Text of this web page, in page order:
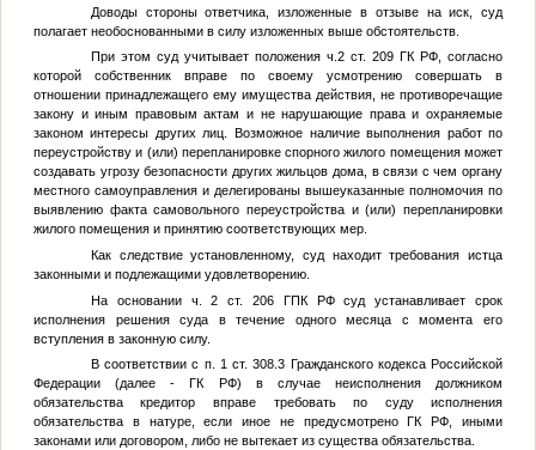
Доводы стороны ответчика, изложенные в отзыве на иск, суд
полагает необоснованными в силу изложенных выше обстоятельств.
При этом суд учитывает положения ч.2 ст. 209 ГК РФ, согласно
которой собственник вправе по своему усмотрению совершать в
отношении принадлежащего ему имущества действия, не противоречащие
закону и иным правовым актам и не нарушающие права и охраняемые
законом интересы других лиц. Возможное наличие выполнения работ по
переустройству и (или) перепланировке спорного жилого помещения может
создавать угрозу безопасности других жильцов дома, в связи с чем органу
местного самоуправления и делегированы вышеуказанные полномочия по
выявлению факта самовольного переустройства и (или) перепланировки
жилого помещения и принятию соответствующих мер.
Как следствие установленному, суд находит требования истца
законными и подлежащими удовлетворению.
На основании ч. 2 ст. 206 ГПК РФ суд устанавливает срок
исполнения решения суда в течение одного месяца с момента его
вступления в законную силу.
В соответствии с п. 1 ст. 308.3 Гражданского кодекса Российской
Федерации (далее - ГК РФ) в случае неисполнения должником
обязательства кредитор вправе требовать по суду исполнения
обязательства в натуре, если иное не предусмотрено ГК РФ, иными
законами или договором, либо не вытекает из существа обязательства.